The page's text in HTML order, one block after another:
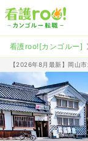
看護roo![カンゴルー]
【2026年8月最新】岡山